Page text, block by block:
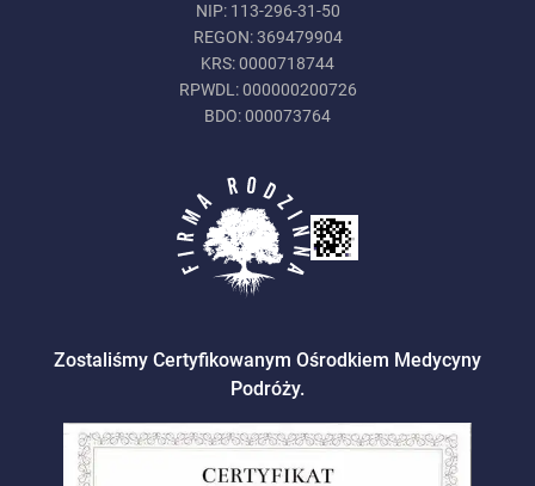
NIP: 113-296-31-50
REGON: 369479904
KRS: 0000718744
RPWDL: 000000200726
BDO: 000073764
Zostaliśmy Certyfikowanym Ośrodkiem Medycyny
Podróży.